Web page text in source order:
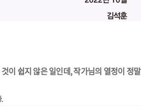
이 쉽지 않은 일인데, 작가님의 열정이 정말